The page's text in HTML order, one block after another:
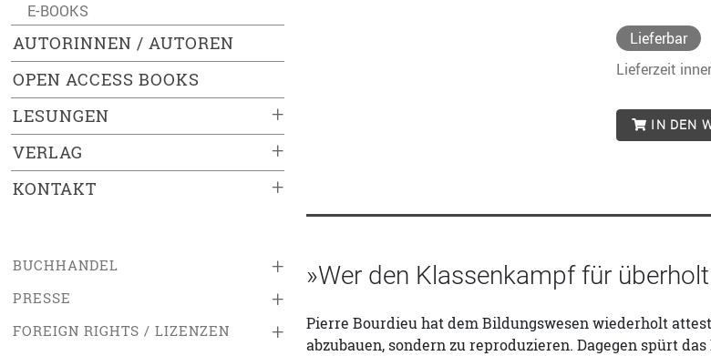
E-BOOKS
AUTORINNEN / AUTOREN
OPEN ACCESS BOOKS
+
LESUNGEN
+
VERLAG
+
KONTAKT
+
BUCHHANDEL
+
PRESSE
+
FOREIGN RIGHTS / LIZENZEN
Lieferbar
Lieferzeit
IN DEN
»Wer den Klassenkampf für
Pierre Bourdieu hat dem Bildungswesen wiederholt
abzubauen, sondern zu reproduzieren. Dagegen spürt